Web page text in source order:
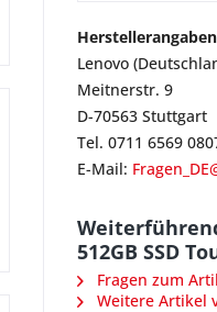
Lenovo
Meitnerstr. 9
D-70563 Stuttgart
Tel. 0711 6569
E-Mail:
512GB SSD
Fragen zum
Weitere Artikel